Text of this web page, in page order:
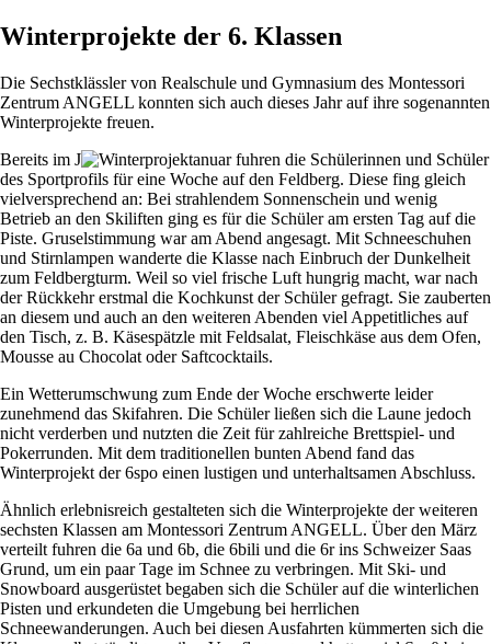
Winterprojekte der 6. Klassen
Die Sechstklässler von Realschule und Gymnasium des Montessori
Zentrum ANGELL konnten sich auch dieses Jahr auf ihre sogenannten
Winterprojekte freuen.
Bereits im J
anuar fuhren die Schülerinnen und Schüler
des Sportprofils für eine Woche auf den Feldberg. Diese fing gleich
vielversprechend an: Bei strahlendem Sonnenschein und wenig
Betrieb an den Skiliften ging es für die Schüler am ersten Tag auf die
Piste. Gruselstimmung war am Abend angesagt. Mit Schneeschuhen
und Stirnlampen wanderte die Klasse nach Einbruch der Dunkelheit
zum Feldbergturm. Weil so viel frische Luft hungrig macht, war nach
der Rückkehr erstmal die Kochkunst der Schüler gefragt. Sie zauberten
an diesem und auch an den weiteren Abenden viel Appetitliches auf
den Tisch, z. B. Käsespätzle mit Feldsalat, Fleischkäse aus dem Ofen,
Mousse au Chocolat oder Saftcocktails.
Ein Wetterumschwung zum Ende der Woche erschwerte leider
zunehmend das Skifahren. Die Schüler ließen sich die Laune jedoch
nicht verderben und nutzten die Zeit für zahlreiche Brettspiel- und
Pokerrunden. Mit dem traditionellen bunten Abend fand das
Winterprojekt der 6spo einen lustigen und unterhaltsamen Abschluss.
Ähnlich erlebnisreich gestalteten sich die Winterprojekte der weiteren
sechsten Klassen am Montessori Zentrum ANGELL. Über den März
verteilt fuhren die 6a und 6b, die 6bili und die 6r ins Schweizer Saas
Grund, um ein paar Tage im Schnee zu verbringen. Mit Ski- und
Snowboard ausgerüstet begaben sich die Schüler auf die winterlichen
Pisten und erkundeten die Umgebung bei herrlichen
Schneewanderungen. Auch bei diesen Ausfahrten kümmerten sich die